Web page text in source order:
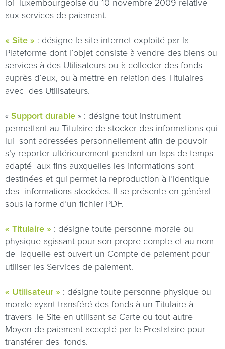
aux services de paiement.
« Site » : désigne le site internet exploité par la
Plateforme dont l’objet consiste à vendre des biens ou
services à des Utilisateurs ou à collecter des fonds
auprès d’eux, ou à mettre en relation des Titulaires
avec des Utilisateurs.
«Support durable» : désigne tout instrument
permettant au Titulaire de stocker des informations qui
lui sont adressées personnellement afin de pouvoir
s’y reporter ultérieurement pendant un laps de temps
adapté aux fins auxquelles les informations sont
destinées et qui permet la reproduction à l’identique
des informations stockées. Il se présente en général
sous la forme d’un fichier PDF.
« Titulaire » : désigne toute personne morale ou
physique agissant pour son propre compte et au nom
de laquelle est ouvert un Compte de paiement pour
utiliser les Services de paiement.
« Utilisateur » : désigne toute personne physique ou
morale ayant transféré des fonds à un Titulaire à
travers le Site en utilisant sa Carte ou tout autre
Moyen de paiement accepté par le Prestataire pour
transférer des fonds.